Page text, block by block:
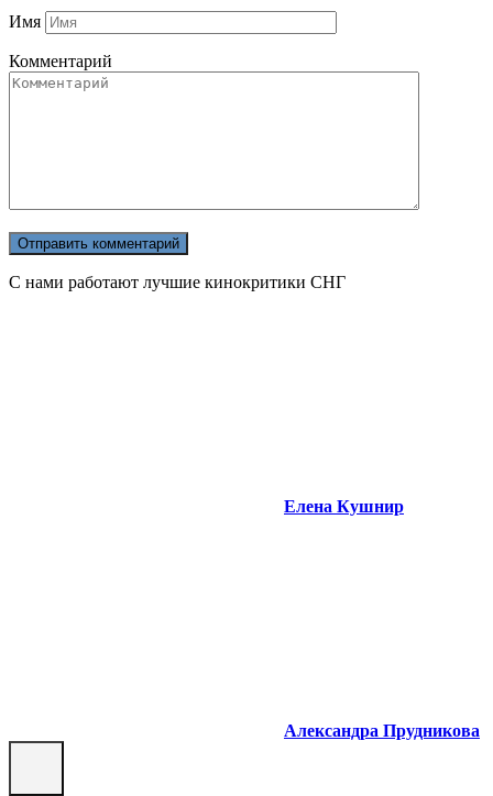
Имя
Комментарий
С нами работают лучшие кинокритики СНГ
Елена Кушнир
Александра Прудникова